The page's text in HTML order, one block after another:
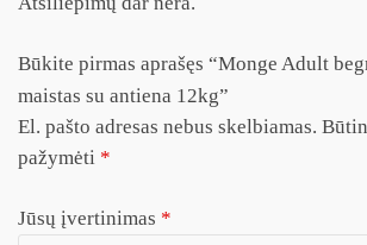
Būkite pirmas aprašęs “Monge Adult
maistas su antiena 12kg”
El. pašto adresas nebus skelbiamas.
pažymėti *
Jūsų įvertinimas *